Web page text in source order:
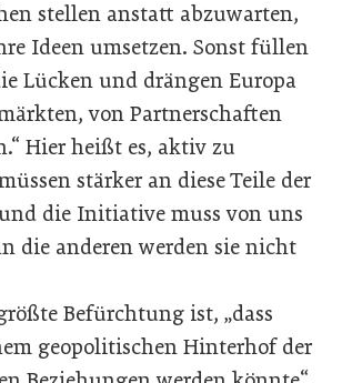
stellen anstatt abzuwarten,
Ideen umsetzen. Sonst füllen
Lücken und drängen Europa
von Partnerschaften
Hier heißt es, aktiv zu
stärker an diese Teile der
die Initiative muss von uns
die anderen werden sie nicht
Befürchtung ist, „dass
geopolitischen Hinterhof der